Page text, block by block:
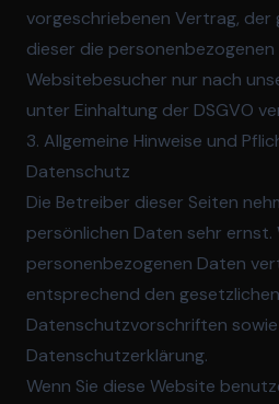
vorgeschriebenen Vertrag, der
dieser die
Websitebesucher nur nach
unter Einhaltung der DSGVO
3. Allgemeine Hinweise und
Datenschutz
Die Betreiber dieser Seiten
persönlichen Daten sehr ernst.
personenbezogenen Daten
entsprechend den gesetzlichen
Datenschutzvorschriften
Datenschutzerklärung.
Wenn Sie diese Website